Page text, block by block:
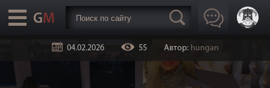
04.02.2026 55 Автор: hungan